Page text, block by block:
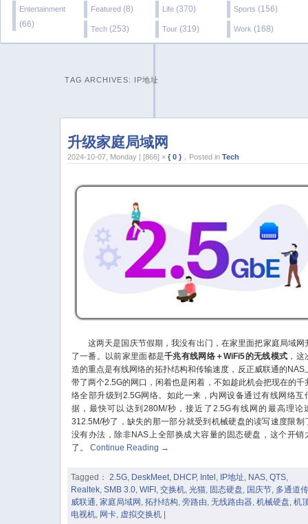
Entertainment
(66)
Featured (8) Life (370) Sports (156)
Tech (253) Tour (319) Work (168)
TAG ARCHIVES: IP地址
升级家庭局域网
2024-10-07, Monday | [866] ×{ 0 } ，Posted inTech
这两天是国庆节假期，我没有出门，在家里面把家庭局域网
了一番。以前家里面都是千兆有线网络＋WiFi5的无线模式 ，这
造的重点是有线网络的拓扑结构和传输速度，反正威联通的NAS
带了两个2.5G的网口，闲着也是闲着，不如趁此机会把现在的千
络全部升级到2.5G网络。如此一来，内网设备通过有线网络互
据，最快可以达到280M/秒，接近了2.5G有线网的最高理论
312.5M/秒了，缺失的那一部分就受到机械硬盘的读写速度限制
没有办法，除非NAS上全部换成大容量的固态硬盘，这个开销
了。 Continue Reading →
Tagged： 2.5G, DeskMeet, DHCP, Intel , IP地址, NAS,QTS,
Realtek,SMB 3.0,WIFI ,交换机,光猫, 固态硬盘, 国庆节, 多通道
威联通,家庭局域网 ,拓扑结构,旁路由,无线路由器,机械硬盘,机
电视机, 网卡, 虚拟交换机